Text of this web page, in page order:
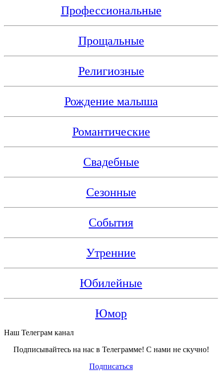
Профессиональные
Прощальные
Религиозные
Рождение малыша
Романтические
Свадебные
Сезонные
События
Утренние
Юбилейные
Юмор
Наш Телеграм канал
Подписывайтесь на нас в Телеграмме! С нами не скучно!
Подписаться